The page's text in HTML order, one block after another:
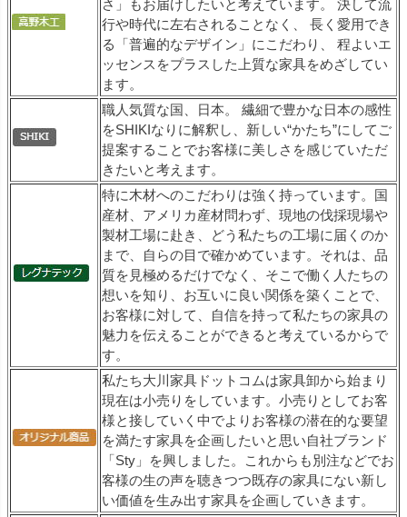
さ」もお届けしたいと考えています。 決して流
行や時代に左右されることなく、 長く愛用でき
る「普遍的なデザイン」にこだわり、 程よいエ
ッセンスをプラスした上質な家具をめざしてい
ます。
職人気質な国、日本。 繊細で豊かな日本の感性
をSHIKIなりに解釈し、新しい“かたち”にしてご
提案することでお客様に美しさを感じていただ
きたいと考えます。
特に木材へのこだわりは強く持っています。国
産材、アメリカ産材問わず、現地の伐採現場や
製材工場に赴き、どう私たちの工場に届くのか
まで、自らの目で確かめています。それは、品
質を見極めるだけでなく、そこで働く人たちの
想いを知り、お互いに良い関係を築くことで、
お客様に対して、自信を持って私たちの家具の
魅力を伝えることができると考えているからで
す。
私たち大川家具ドットコムは家具卸から始まり
現在は小売りをしています。小売りとしてお客
様と接していく中でよりお客様の潜在的な要望
を満たす家具を企画したいと思い自社ブランド
「Sty」を興しました。これからも別注などでお
客様の生の声を聴きつつ既存の家具にない新し
い価値を生み出す家具を企画していきます。